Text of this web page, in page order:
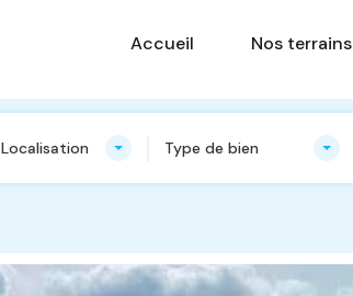
Accueil
Accueil Nos terrains
Localisation Type de bien